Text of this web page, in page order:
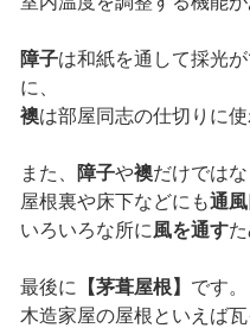
障子は和紙を通して採光
に、
襖は部屋同志の仕切りに使
また、 障子や襖だけではな
屋根裏や床下などにも通風
いろいろな所に風を通すた
最後に 【茅葺屋根】 です。
木造家屋の屋根といえば